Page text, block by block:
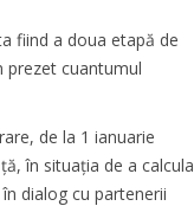
fiind a doua etapă de
prezet cuantumul
de la 1 ianuarie
în situaţia de a calcula
dialog cu partenerii